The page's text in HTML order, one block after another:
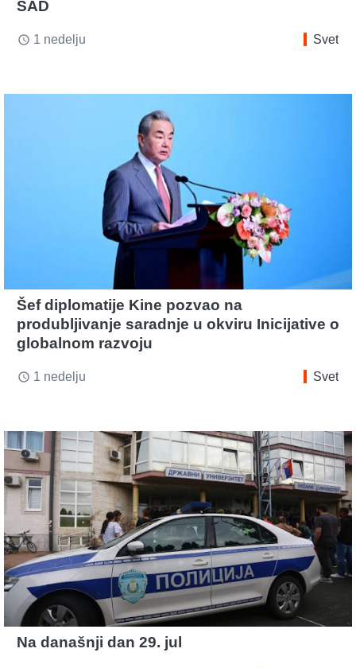
SAD
access_time 1 nedelju Svet
Šef diplomatije Kine pozvao na
produbljivanje saradnje u okviru Inicijative o
globalnom razvoju
access_time 1 nedelju Svet
Na današnji dan 29. jul